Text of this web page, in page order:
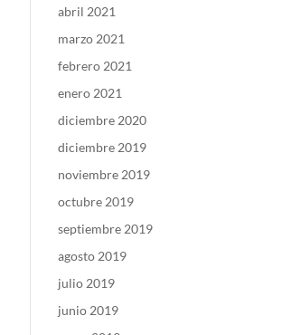
abril 2021
marzo 2021
febrero 2021
enero 2021
diciembre 2020
diciembre 2019
noviembre 2019
octubre 2019
septiembre 2019
agosto 2019
julio 2019
junio 2019